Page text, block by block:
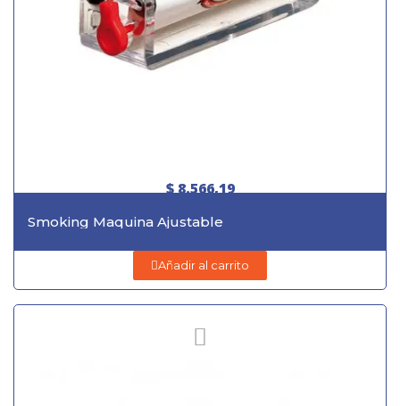
$ 8.566,19
Smoking Maquina Ajustable
Añadir al carrito